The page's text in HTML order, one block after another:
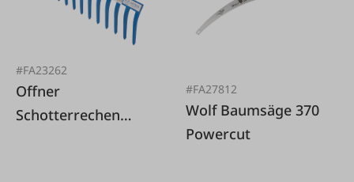
#FA23262
Offner
Schotterrechen
#FA27812
Wolf Baumsäge 370
Powercut